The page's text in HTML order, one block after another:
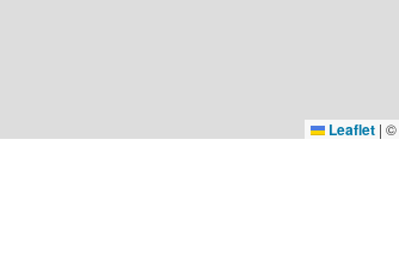
Leaflet | ©